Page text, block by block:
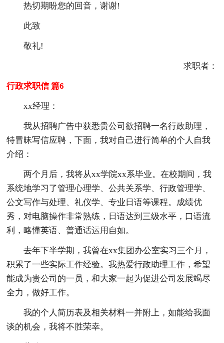
热切期盼您的回音，谢谢!
此致
敬礼!
求职者：
行政求职信 篇6
xx经理：
我从招聘广告中获悉贵公司欲招聘一名行政助理，
特冒昧写信应聘，下面，我对自己进行简单的个人自我
介绍：
两个月后，我将从xx学院xx系毕业。在校期间，我
系统地学习了管理心理学、公共关系学、行政管理学、
公文写作与处理、礼仪学、专业日语等课程。成绩优
秀，对电脑操作非常熟练，日语达到三级水平，口语流
利，略懂英语、普通话运用自如。
去年下半学期，我曾在xx集团办公室实习三个月，
积累了一些实际工作经验。我热爱行政助理工作，希望
能成为贵公司的一员，和大家一起为促进公司发展竭尽
全力，做好工作。
我的个人简历表及相关材料一并附上，如能给我面
谈的机会，我将不胜荣幸。